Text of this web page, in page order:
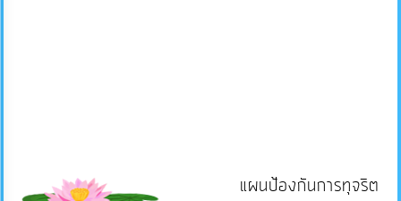
แผนป้องกันการทุจริต